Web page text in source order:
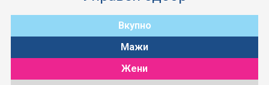
Вкупно
Мажи
Жени